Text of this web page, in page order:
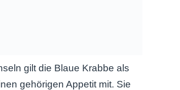
gilt die Blaue Krabbe als
gehörigen Appetit mit. Sie